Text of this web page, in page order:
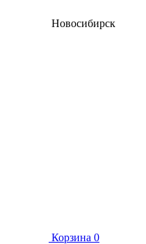
Новосибирск
Корзина 0